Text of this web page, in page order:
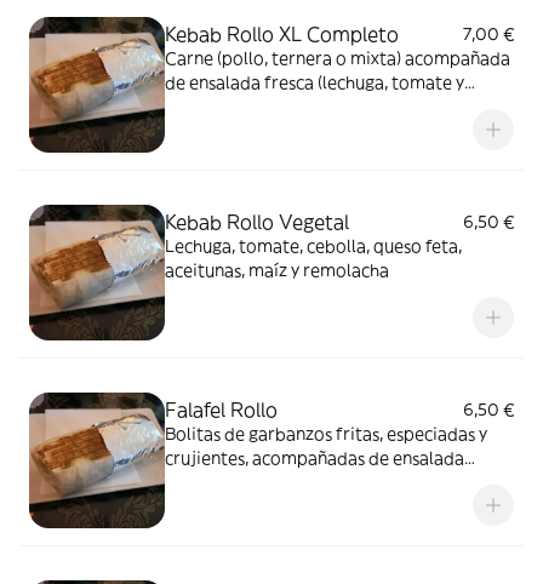
Kebab Rollo XL Completo
7,00 €
Carne (pollo, ternera o mixta) acompañada
de ensalada fresca (lechuga, tomate y
Kebab Rollo Vegetal
6,50 €
Lechuga, tomate, cebolla, queso feta,
aceitunas, maíz y remolacha
Falafel Rollo
6,50 €
Bolitas de garbanzos fritas, especiadas y
crujientes, acompañadas de ensalada